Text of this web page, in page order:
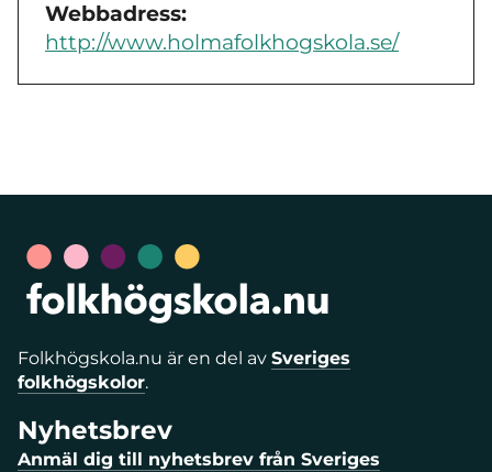
Webbadress:
http://www.holmafolkhogskola.se/
Folkhögskola.nu är en del av Sveriges
folkhögskolor.
Nyhetsbrev
Anmäl dig till nyhetsbrev från Sveriges